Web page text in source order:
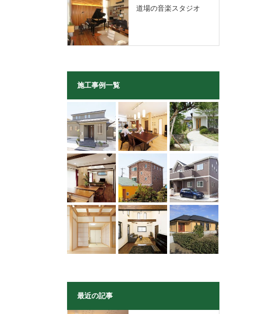
道場の音楽スタジオ
施工事例一覧
最近の記事